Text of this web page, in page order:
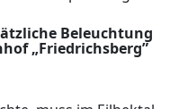
Beleuchtung
„Friedrichsberg”